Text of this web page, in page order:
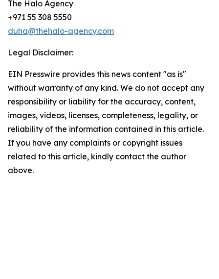
The Halo Agency
+971 55 308 5550
duha@thehalo-agency.com
Legal Disclaimer:
EIN Presswire provides this news content "as is"
without warranty of any kind. We do not accept any
responsibility or liability for the accuracy, content,
images, videos, licenses, completeness, legality, or
reliability of the information contained in this article.
If you have any complaints or copyright issues
related to this article, kindly contact the author
above.